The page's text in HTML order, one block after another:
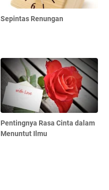
Sepintas Renungan
Pentingnya Rasa Cinta dalam
Menuntut Ilmu